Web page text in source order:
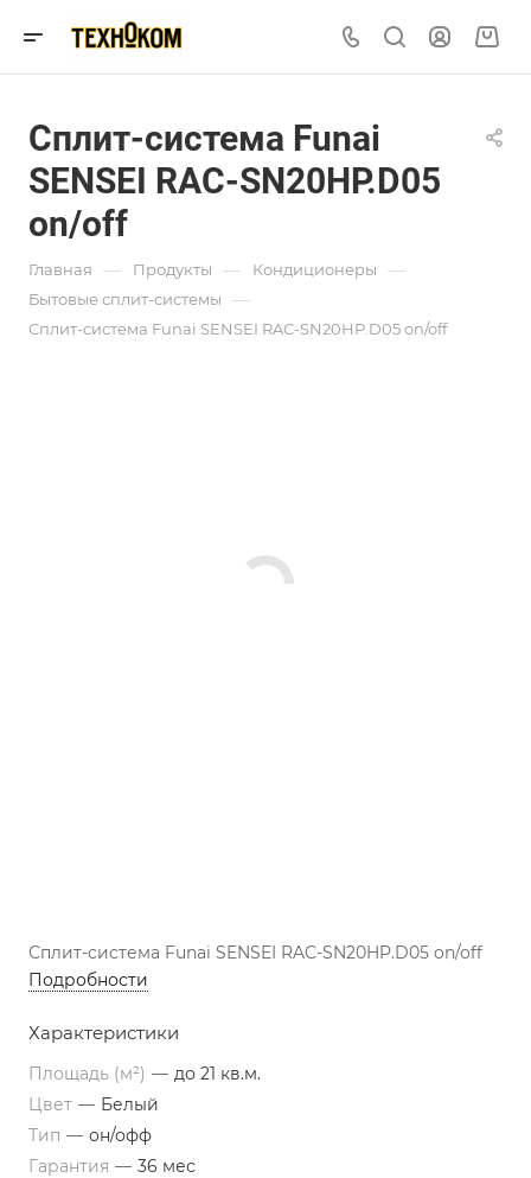
Сплит-система Funai
SENSEI RAC-SN20HP.D05
on/off
Главная — Продукты — Кондиционеры —
Бытовые сплит-системы —
Сплит-система Funai SENSEI RAC-SN20HP.D05 on/off
Сплит-система Funai SENSEI RAC-SN20HP.D05 on/off
Подробности
Характеристики
Площадь (м²) — до 21 кв.м.
Цвет — Белый
Тип — он/офф
Гарантия — 36 мес